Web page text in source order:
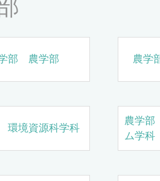
部 農学部 農学
環境資源科学科
農学
ム学科